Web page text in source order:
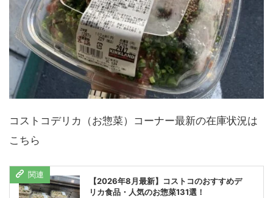
コストコデリカ（お惣菜）コーナー最新の在庫状況は
こちら
【2026年8月最新】コストコのおすすめデ
リカ食品・人気のお惣菜131選！